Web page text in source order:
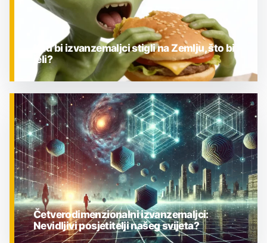
ZNANOST
Kad bi izvanzemaljci stigli na Zemlju, što bi
jeli?
Četverodimenzionalni izvanzemaljci:
Nevidljivi posjetitelji našeg svijeta?